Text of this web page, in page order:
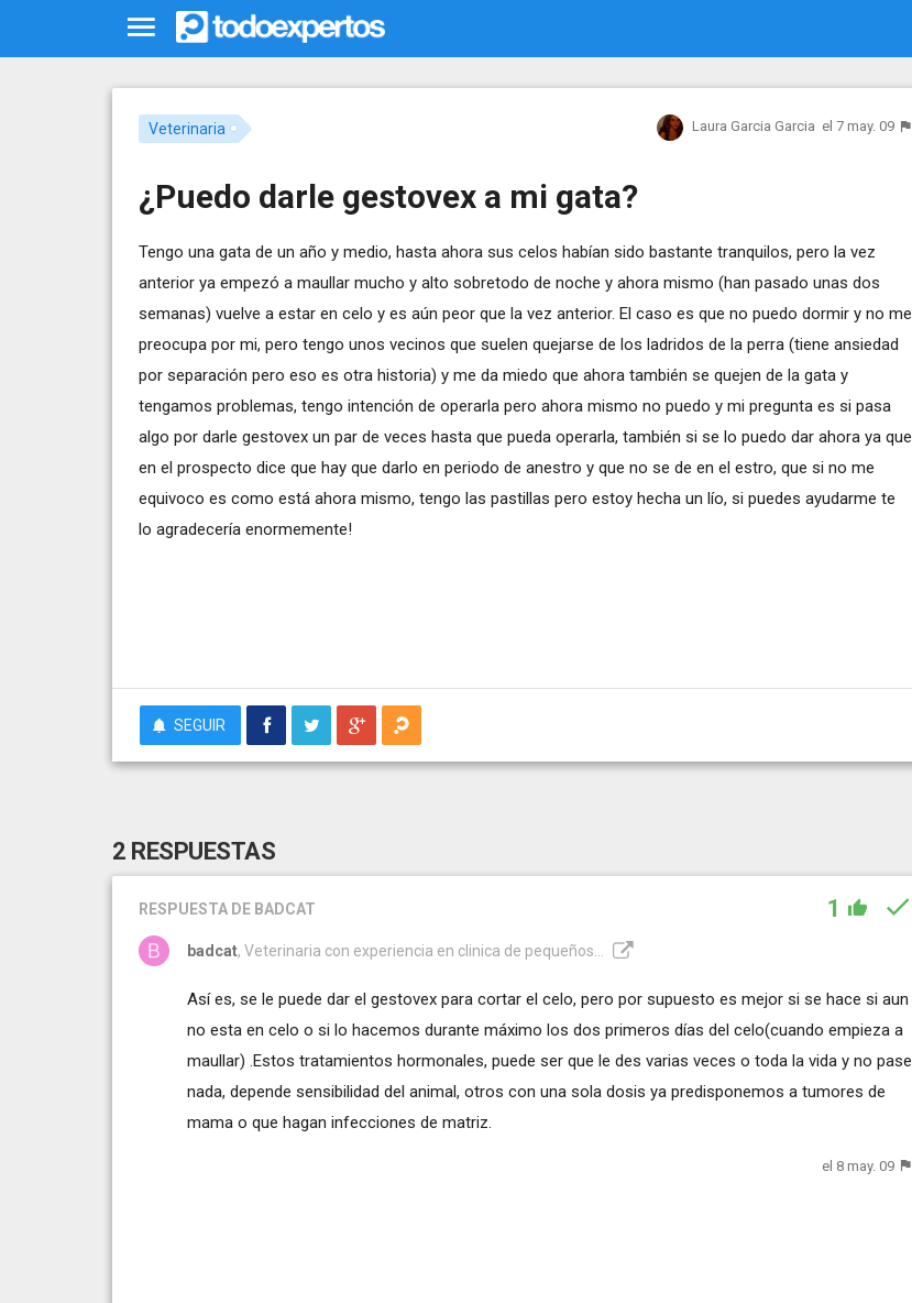
Veterinaria Laura Garcia Garcia el 7 may. 09
¿Puedo darle gestovex a mi gata?
Tengo una gata de un año y medio, hasta ahora sus celos habían sido bastante tranquilos, pero la vez
anterior ya empezó a maullar mucho y alto sobretodo de noche y ahora mismo (han pasado unas dos
semanas) vuelve a estar en celo y es aún peor que la vez anterior. El caso es que no puedo dormir y no me
preocupa por mi, pero tengo unos vecinos que suelen quejarse de los ladridos de la perra (tiene ansiedad
por separación pero eso es otra historia) y me da miedo que ahora también se quejen de la gata y
tengamos problemas, tengo intención de operarla pero ahora mismo no puedo y mi pregunta es si pasa
algo por darle gestovex un par de veces hasta que pueda operarla, también si se lo puedo dar ahora ya que
en el prospecto dice que hay que darlo en periodo de anestro y que no se de en el estro, que si no me
equivoco es como está ahora mismo, tengo las pastillas pero estoy hecha un lío, si puedes ayudarme te
lo agradecería enormemente!
SEGUIR
2 RESPUESTAS
RESPUESTA DE BADCAT 1
badcat, Veterinaria con experiencia en clinica de pequeños...
Así es, se le puede dar el gestovex para cortar el celo, pero por supuesto es mejor si se hace si aun
no esta en celo o si lo hacemos durante máximo los dos primeros días del celo(cuando empieza a
maullar) .Estos tratamientos hormonales, puede ser que le des varias veces o toda la vida y no pase
nada, depende sensibilidad del animal, otros con una sola dosis ya predisponemos a tumores de
mama o que hagan infecciones de matriz.
el 8 may. 09